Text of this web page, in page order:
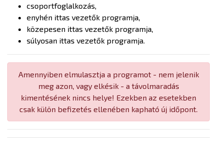
csoportfoglalkozás,
enyhén ittas vezetők programja,
közepesen ittas vezetők programja,
súlyosan ittas vezetők programja.
Amennyiben elmulasztja a programot - nem jelenik
meg azon, vagy elkésik - a távolmaradás
kimentésének nincs helye! Ezekben az esetekben
csak külön befizetés ellenében kapható új időpont.